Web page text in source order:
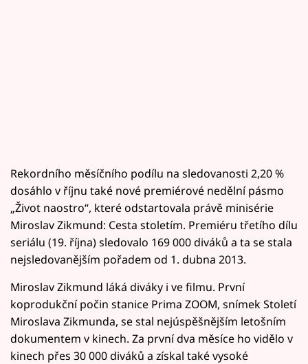
Rekordního měsíčního podílu na sledovanosti 2,20 %
dosáhlo v říjnu také nové premiérové nedělní pásmo
„Život naostro“, které odstartovala právě minisérie
Miroslav Zikmund: Cesta stoletím. Premiéru třetího dílu
seriálu (19. října) sledovalo 169 000 diváků a ta se stala
nejsledovanějším pořadem od 1. dubna 2013.
Miroslav Zikmund láká diváky i ve filmu. První
koprodukční počin stanice Prima ZOOM, snímek Století
Miroslava Zikmunda, se stal nejúspěšnějším letošním
dokumentem v kinech. Za první dva měsíce ho vidělo v
kinech přes 30 000 diváků a získal také vysoké